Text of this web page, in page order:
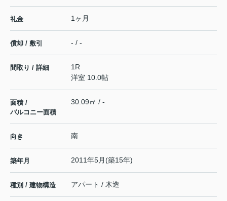
礼金 1ヶ月
償却 / 敷引 - / -
間取り / 詳細
1R
洋室 10.0帖
面積 /
バルコニー面積
30.09㎡ / -
向き 南
築年月 2011年5月(築15年)
種別 / 建物構造 アパート / 木造